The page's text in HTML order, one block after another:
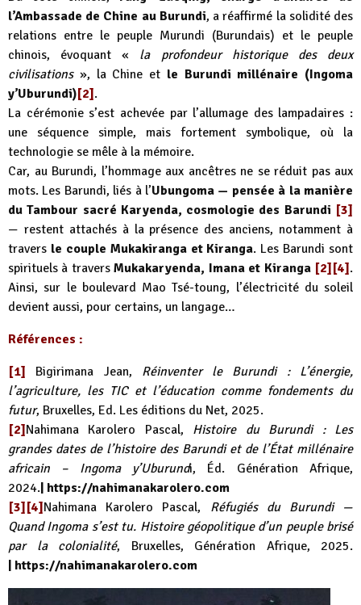
l’Ambassade de Chine au Burundi, a réaffirmé la solidité des
relations entre le peuple Murundi (Burundais) et le peuple
chinois, évoquant « la profondeur historique des deux
civilisations», la Chine et le Burundi millénaire (Ingoma
y’Uburundi) [2].
La cérémonie s’est achevée par l’allumage des lampadaires :
une séquence simple, mais fortement symbolique, où la
technologie se mêle à la mémoire.
Car, au Burundi, l’hommage aux ancêtres ne se réduit pas aux
mots. Les Barundi, liés à l’Ubungoma — pensée à la manière
du Tambour sacré Karyenda, cosmologie des Barundi [3]
— restent attachés à la présence des anciens, notamment à
travers le couple Mukakiranga et Kiranga. Les Barundi sont
spirituels à traversMukakaryenda, Imana et Kiranga [2][4].
Ainsi, sur le boulevard Mao Tsé-toung, l’électricité du soleil
devient aussi, pour certains, un langage…
Références :
[1]
Bigirimana Jean, Réinventer le Burundi : L’énergie,
l’agriculture, les TIC et l’éducation comme fondements du
futur, Bruxelles, Ed. Les éditions du Net, 2025.
[2]Nahimana Karolero Pascal, Histoire du Burundi : Les
grandes dates de l’histoire des Barundi et de l’État millénaire
africain – Ingoma y’Uburundi, Éd. Génération Afrique,
2024. https://nahimanakarolero.com
[3][4]Nahimana Karolero Pascal, Réfugiés du Burundi —
Quand Ingoma s’est tu. Histoire géopolitique d’un peuple brisé
par la colonialité, Bruxelles, Génération Afrique, 2025.
https://nahimanakarolero.com